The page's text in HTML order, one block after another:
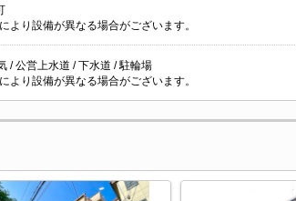
より設備が異なる場合がございます。
/ 公営上水道 / 下水道 / 駐輪場
より設備が異なる場合がございます。